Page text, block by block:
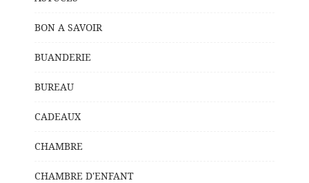
BON A SAVOIR
BUANDERIE
BUREAU
CADEAUX
CHAMBRE
CHAMBRE D'ENFANT